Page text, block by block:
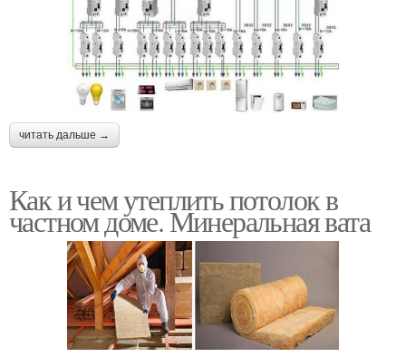
читать дальше →
Как и чем утеплить потолок в
частном доме. Минеральная вата